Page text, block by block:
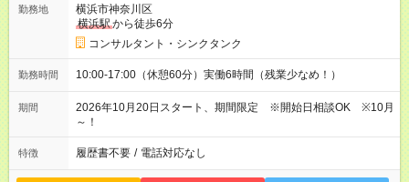
勤務地
横浜市神奈川区
横浜駅から徒歩6分
コンサルタント・シンクタンク
勤務時間 10:00-17:00（休憩60分）実働6時間（残業少なめ！）
期間
2026年10月20日スタート、期間限定 ※開始日相談OK ※10月
～！
特徴 履歴書不要 / 電話対応なし